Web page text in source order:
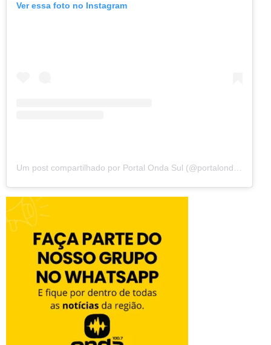
Ver essa foto no Instagram